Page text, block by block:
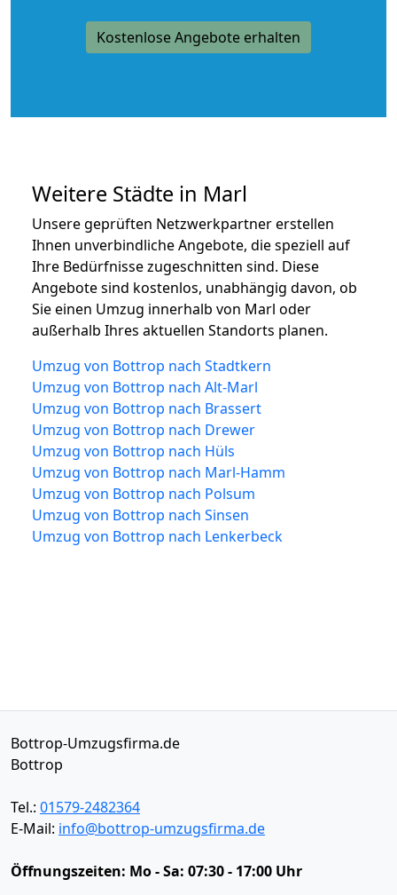
Kostenlose Angebote erhalten
Weitere Städte in Marl
Unsere geprüften Netzwerkpartner erstellen
Ihnen unverbindliche Angebote, die speziell auf
Ihre Bedürfnisse zugeschnitten sind. Diese
Angebote sind kostenlos, unabhängig davon, ob
Sie einen Umzug innerhalb von Marl oder
außerhalb Ihres aktuellen Standorts planen.
Umzug von Bottrop nach Stadtkern
Umzug von Bottrop nach Alt-Marl
Umzug von Bottrop nach Brassert
Umzug von Bottrop nach Drewer
Umzug von Bottrop nach Hüls
Umzug von Bottrop nach Marl-Hamm
Umzug von Bottrop nach Polsum
Umzug von Bottrop nach Sinsen
Umzug von Bottrop nach Lenkerbeck
Bottrop-Umzugsfirma.de
Bottrop
Tel.: 01579-2482364
E-Mail: info@bottrop-umzugsfirma.de
Öffnungszeiten: Mo - Sa: 07:30 - 17:00 Uhr